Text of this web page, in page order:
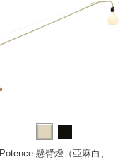
Potence 懸臂燈（亞麻白、